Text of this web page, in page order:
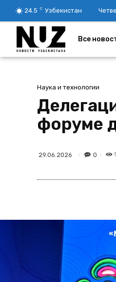
24.5 C Узбекистан
Все
Наука и технологии
форуме
29.06.2026 0